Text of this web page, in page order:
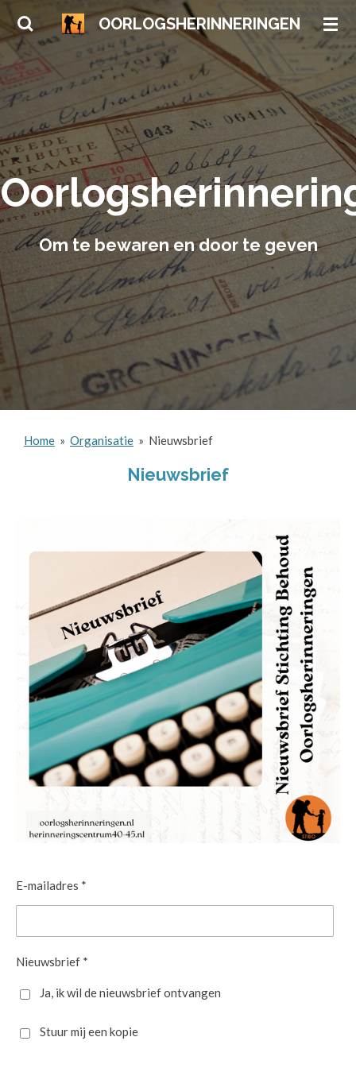
Ga
direct
naar
hoofdinhoud
OORLOGSHERINNERINGEN
Om te bewaren en door te geven
Home » Organisatie » Nieuwsbrief
Nieuwsbrief
E-mailadres *
Nieuwsbrief *
Ja, ik wil de nieuwsbrief ontvangen
Stuur mij een kopie